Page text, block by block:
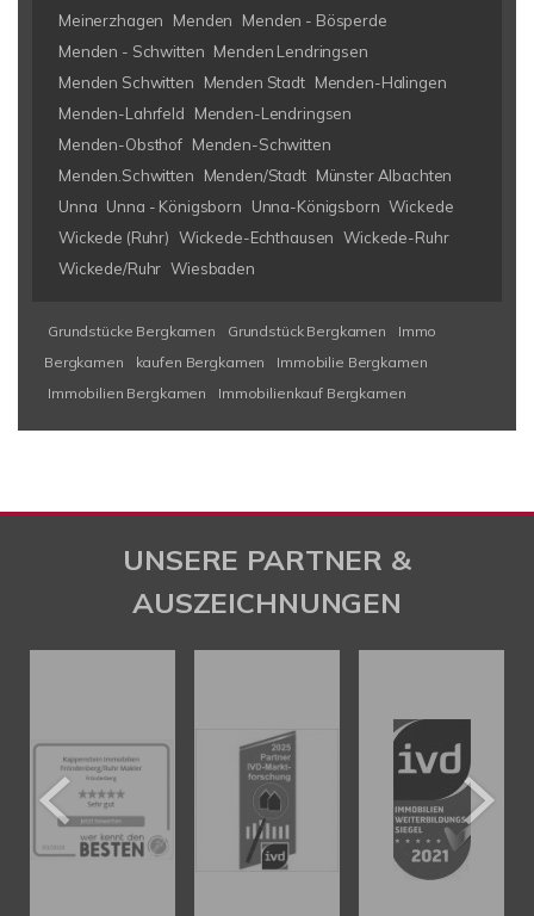
Meinerzhagen
Menden
Menden - Bösperde
Menden - Schwitten Menden Lendringsen
Menden Schwitten
Menden Stadt Menden-Halingen
Menden-Lahrfeld
Menden-Lendringsen
Menden-Obsthof Menden-Schwitten
Menden.Schwitten
Menden/Stadt Münster Albachten
Unna Unna - Königsborn Unna-Königsborn Wickede
Wickede (Ruhr) Wickede-Echthausen Wickede-Ruhr
Wickede/Ruhr Wiesbaden
Grundstücke Bergkamen Grundstück Bergkamen
Immo
Bergkamen
kaufen Bergkamen
Immobilie Bergkamen
Immobilien Bergkamen
Immobilienkauf Bergkamen
UNSERE PARTNER &
AUSZEICHNUNGEN